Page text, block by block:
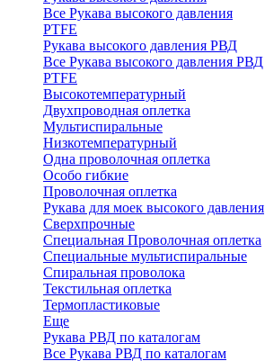
Все Рукава высокого давления
PTFE
Рукава высокого давления РВД
Все Рукава высокого давления РВД
PTFE
Высокотемпературный
Двухпроводная оплетка
Мультиспиральные
Низкотемпературный
Одна проволочная оплетка
Особо гибкие
Проволочная оплетка
Рукава для моек высокого давления
Сверхпрочные
Специальная Проволочная оплетка
Специальные мультиспиральные
Спиральная проволока
Текстильная оплетка
Термопластиковые
Еще
Рукава РВД по каталогам
Все Рукава РВД по каталогам